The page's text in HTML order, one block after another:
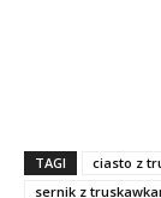
TAGI ciasto z
sernik z